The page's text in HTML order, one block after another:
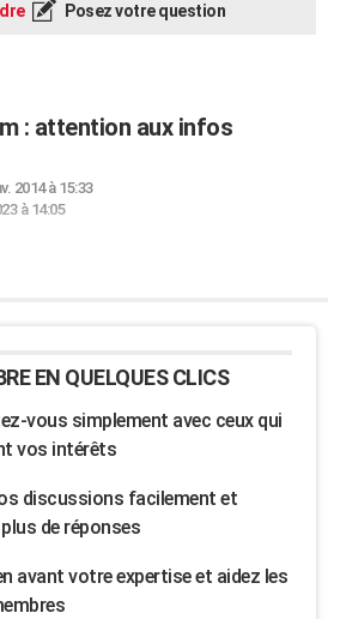
Posez votre question
: attention aux infos
2014 à 15:33
à 14:05
EN QUELQUES CLICS
vous simplement avec ceux qui
vos intérêts
discussions facilement et
de réponses
avant votre expertise et aidez les